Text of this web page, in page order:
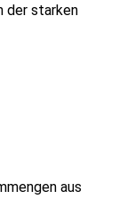
der starken
aus